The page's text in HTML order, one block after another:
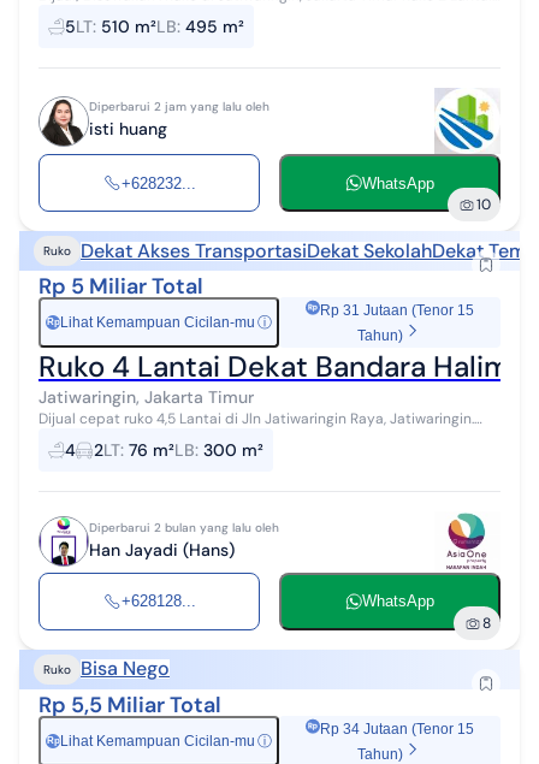
Luas Tanah: 510m2 Luas Bangunan: 495m2 Listrik: 23.000 watt Air:
tanah Toile...
5LT: 510 m²LB: 495 m²
Diperbarui 2 jam yang lalu oleh
isti huang
+628232... WhatsApp
10
Ruko Dekat Akses TransportasiDekat SekolahDekat
Rp 5 Miliar Total
Rp Lihat Kemampuan Cicilan-mu ⓘ
Rp 31 Jutaan (Tenor 15
Tahun)
Ruko 4 Lantai Dekat Bandara Halim
Jatiwaringin, Jakarta Timur
Dijual cepat ruko 4,5 Lantai di Jln Jatiwaringin Raya, Jatiwaringin.
Jaktim Lt: 76 <15m x 4,5m > Total Luas Bangunan: 303,75m2 Listrik:
3500 Wat...
4 2LT: 76 m²LB: 300 m²
Diperbarui 2 bulan yang lalu oleh
Han Jayadi (Hans)
+628128... WhatsApp
8
Ruko Bisa Nego
Rp 5,5 Miliar Total
RpLihat Kemampuan Cicilan-mu ⓘ
Rp 34 Jutaan (Tenor 15
Tahun)